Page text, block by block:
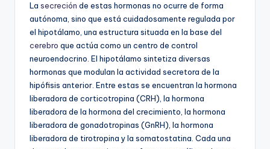
La secreción de estas hormonas no ocurre de forma
autónoma, sino que está cuidadosamente regulada por
el hipotálamo, una estructura situada en la base del
cerebro que actúa como un centro de control
neuroendocrino. El hipotálamo sintetiza diversas
hormonas que modulan la actividad secretora de la
hipófisis anterior. Entre estas se encuentran la hormona
liberadora de corticotropina (CRH), la hormona
liberadora de la hormona del crecimiento, la hormona
liberadora de gonadotropinas (GnRH), la hormona
liberadora de tirotropina y la somatostatina. Cada una